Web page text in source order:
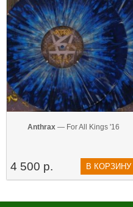
Anthrax — For All Kings '16
4 500 р. В КОРЗИНУ